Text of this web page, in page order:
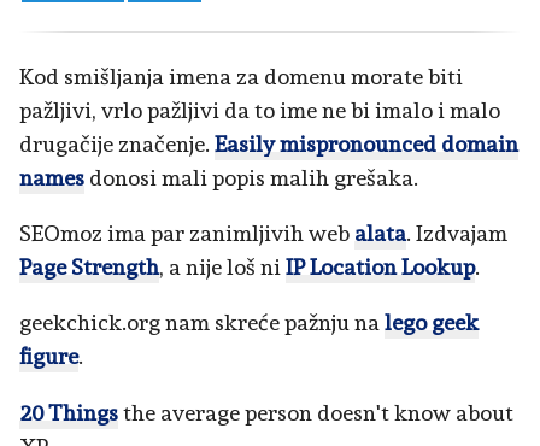
Kod smišljanja imena za domenu morate biti
pažljivi, vrlo pažljivi da to ime ne bi imalo i malo
drugačije značenje. Easily mispronounced domain
names donosi mali popis malih grešaka.
SEOmoz ima par zanimljivih web alata. Izdvajam
Page Strength, a nije loš ni IP Location Lookup.
geekchick.org nam skreće pažnju nalego geek
figure.
20 Thingsthe average person doesn't know about